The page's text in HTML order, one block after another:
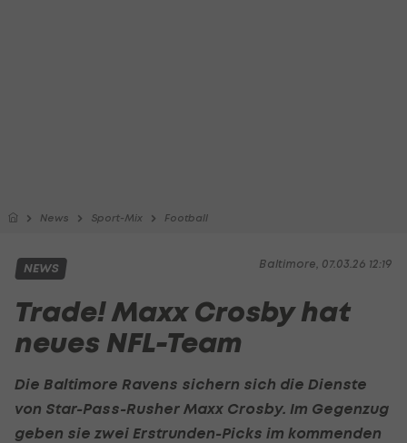
News Sport-Mix Football
Baltimore, 07.03.26 12:19
NEWS
Trade! Maxx Crosby hat
neues NFL-Team
Die Baltimore Ravens sichern sich die Dienste
von Star-Pass-Rusher Maxx Crosby. Im Gegenzug
geben sie zwei Erstrunden-Picks im kommenden